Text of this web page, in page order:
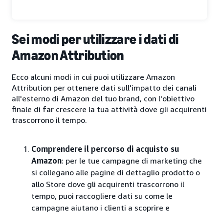
Sei modi per utilizzare i dati di
Amazon Attribution
Ecco alcuni modi in cui puoi utilizzare Amazon
Attribution per ottenere dati sull'impatto dei canali
all'esterno di Amazon del tuo brand, con l'obiettivo
finale di far crescere la tua attività dove gli acquirenti
trascorrono il tempo.
Comprendere il percorso di acquisto su
Amazon: per le tue campagne di marketing che
si collegano alle pagine di dettaglio prodotto o
allo Store dove gli acquirenti trascorrono il
tempo, puoi raccogliere dati su come le
campagne aiutano i clienti a scoprire e